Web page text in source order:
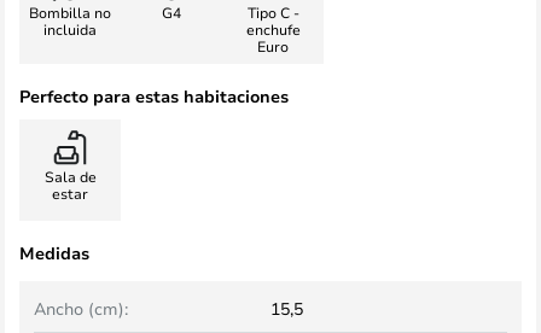
Bombilla no
incluida
G4
Tipo C -
enchufe
Euro
Perfecto para estas habitaciones
Sala de
estar
Medidas
Ancho (cm): 15,5